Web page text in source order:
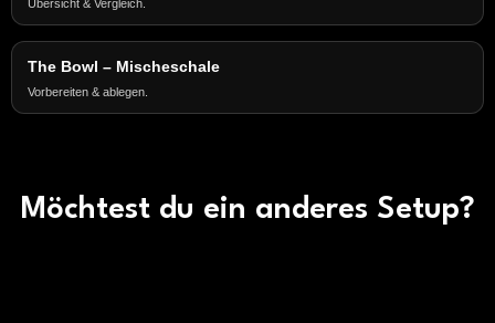
Übersicht & Vergleich.
The Bowl – Mischeschale
Vorbereiten & ablegen.
Möchtest du ein anderes Setup?